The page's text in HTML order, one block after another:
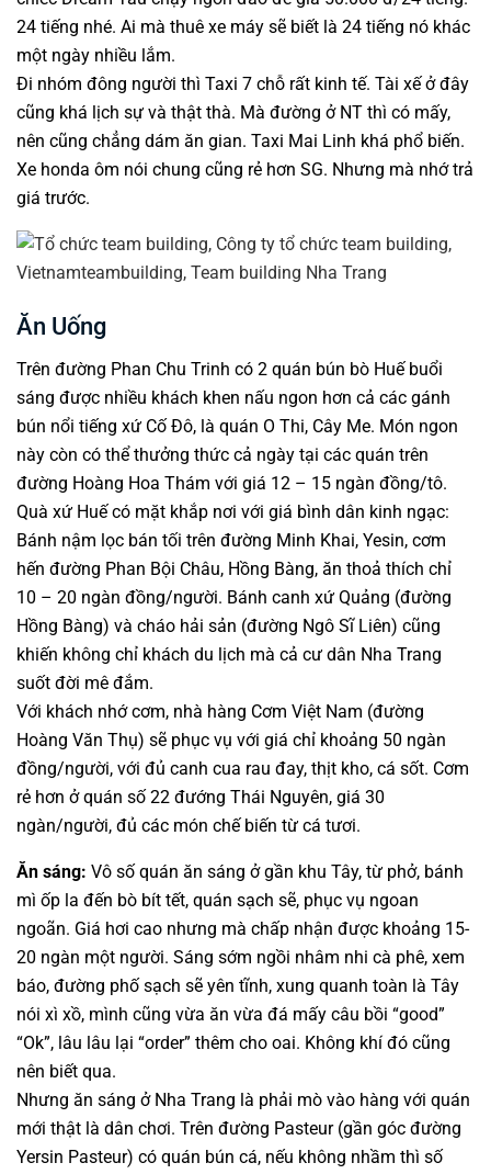
24 tiếng nhé. Ai mà thuê xe máy sẽ biết là 24 tiếng nó khác
một ngày nhiều lắm.
Đi nhóm đông người thì Taxi 7 chỗ rất kinh tế. Tài xế ở đây
cũng khá lịch sự và thật thà. Mà đường ở NT thì có mấy,
nên cũng chẳng dám ăn gian. Taxi Mai Linh khá phổ biến.
Xe honda ôm nói chung cũng rẻ hơn SG. Nhưng mà nhớ trả
giá trước.
Ăn Uống
Trên đường Phan Chu Trinh có 2 quán bún bò Huế buổi
sáng được nhiều khách khen nấu ngon hơn cả các gánh
bún nổi tiếng xứ Cố Đô, là quán O Thi, Cây Me. Món ngon
này còn có thể thưởng thức cả ngày tại các quán trên
đường Hoàng Hoa Thám với giá 12 – 15 ngàn đồng/tô.
Quà xứ Huế có mặt khắp nơi với giá bình dân kinh ngạc:
Bánh nậm lọc bán tối trên đường Minh Khai, Yesin, cơm
hến đường Phan Bội Châu, Hồng Bàng, ăn thoả thích chỉ
10 – 20 ngàn đồng/người. Bánh canh xứ Quảng (đường
Hồng Bàng) và cháo hải sản (đường Ngô Sĩ Liên) cũng
khiến không chỉ khách du lịch mà cả cư dân Nha Trang
suốt đời mê đắm.
Với khách nhớ cơm, nhà hàng Cơm Việt Nam (đường
Hoàng Văn Thụ) sẽ phục vụ với giá chỉ khoảng 50 ngàn
đồng/người, với đủ canh cua rau đay, thịt kho, cá sốt. Cơm
rẻ hơn ở quán số 22 đướng Thái Nguyên, giá 30
ngàn/người, đủ các món chế biến từ cá tươi.
Ăn sáng: Vô số quán ăn sáng ở gần khu Tây, từ phở, bánh
mì ốp la đến bò bít tết, quán sạch sẽ, phục vụ ngoan
ngoãn. Giá hơi cao nhưng mà chấp nhận được khoảng 15-
20 ngàn một người. Sáng sớm ngồi nhâm nhi cà phê, xem
báo, đường phố sạch sẽ yên tĩnh, xung quanh toàn là Tây
nói xì xồ, mình cũng vừa ăn vừa đá mấy câu bồi “good”
“Ok”, lâu lâu lại “order” thêm cho oai. Không khí đó cũng
nên biết qua.
Nhưng ăn sáng ở Nha Trang là phải mò vào hàng với quán
mới thật là dân chơi. Trên đường Pasteur (gần góc đường
Yersin Pasteur) có quán bún cá, nếu không nhầm thì số